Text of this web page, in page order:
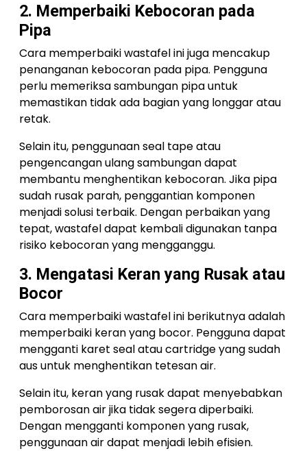
2. Memperbaiki Kebocoran pada
Pipa
Cara memperbaiki wastafel ini juga mencakup
penanganan kebocoran pada pipa. Pengguna
perlu memeriksa sambungan pipa untuk
memastikan tidak ada bagian yang longgar atau
retak.
Selain itu, penggunaan seal tape atau
pengencangan ulang sambungan dapat
membantu menghentikan kebocoran. Jika pipa
sudah rusak parah, penggantian komponen
menjadi solusi terbaik. Dengan perbaikan yang
tepat, wastafel dapat kembali digunakan tanpa
risiko kebocoran yang mengganggu.
3. Mengatasi Keran yang Rusak atau
Bocor
Cara memperbaiki wastafel ini berikutnya adalah
memperbaiki keran yang bocor. Pengguna dapat
mengganti karet seal atau cartridge yang sudah
aus untuk menghentikan tetesan air.
Selain itu, keran yang rusak dapat menyebabkan
pemborosan air jika tidak segera diperbaiki.
Dengan mengganti komponen yang rusak,
penggunaan air dapat menjadi lebih efisien.